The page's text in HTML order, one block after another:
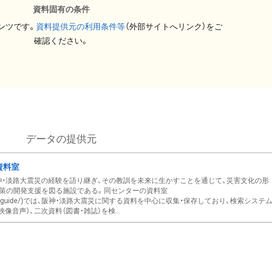
資料固有の条件
です。 資料提供元の利用条件等（外部サイトへリンク）をご
確認ください。
データの提供元
料室
淡路大震災の経験を語り継ぎ、その教訓を未来に生かすことを通じて、災害文化の形
の開発支援を図る施設である。同センターの資料室
)では、阪神・淡路大震災に関する資料を中心に収集・保存しており、検索システム
音声）、二次資料（図書・雑誌）を検...